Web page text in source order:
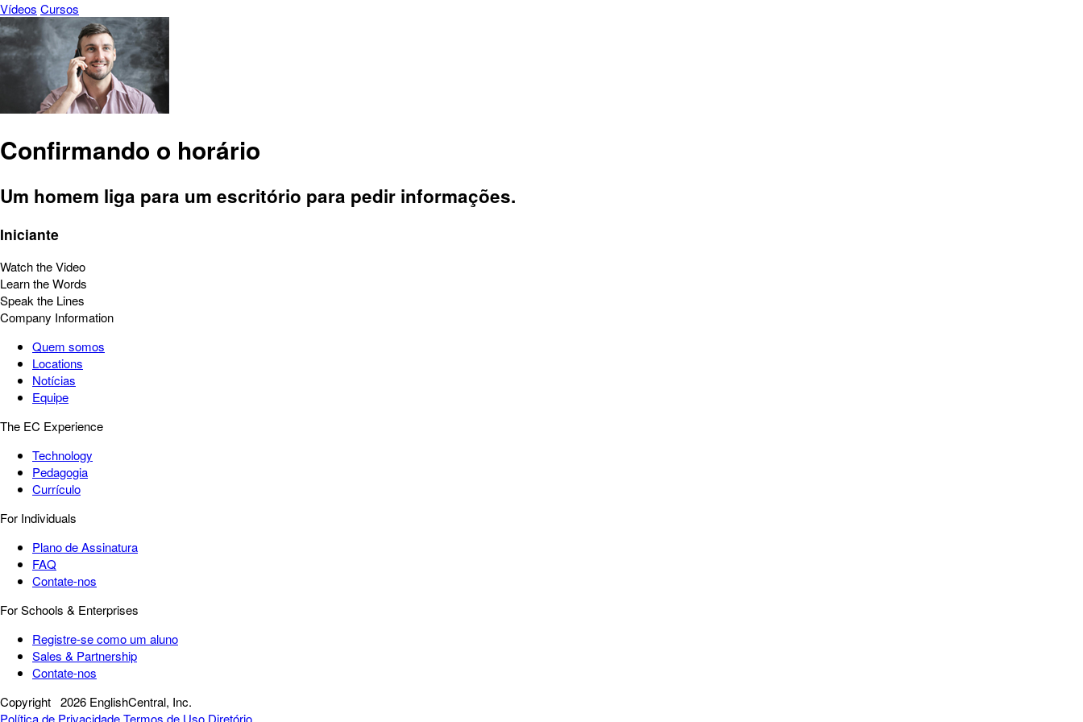
Vídeos Cursos
Confirmando o horário
Um homem liga para um escritório para pedir informações.
Iniciante
Watch the Video
Learn the Words
Speak the Lines
Company Information
Quem somos
Locations
Notícias
Equipe
The EC Experience
Technology
Pedagogia
Currículo
For Individuals
Plano de Assinatura
FAQ
Contate-nos
For Schools & Enterprises
Registre-se como um aluno
Sales & Partnership
Contate-nos
Copyright 2026 EnglishCentral, Inc.